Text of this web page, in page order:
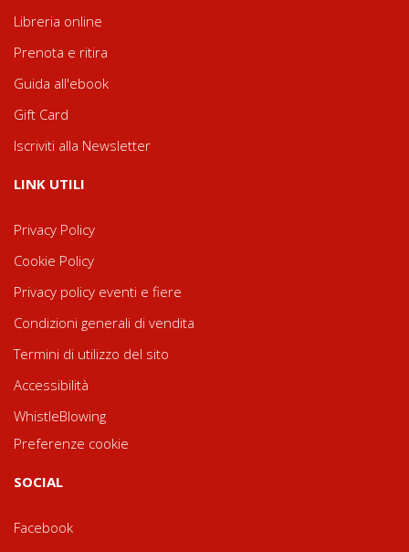
Libreria online
Prenota e ritira
Guida all'ebook
Gift Card
Iscriviti alla Newsletter
LINK UTILI
Privacy Policy
Cookie Policy
Privacy policy eventi e fiere
Condizioni generali di vendita
Termini di utilizzo del sito
Accessibilità
WhistleBlowing
Preferenze cookie
SOCIAL
Facebook